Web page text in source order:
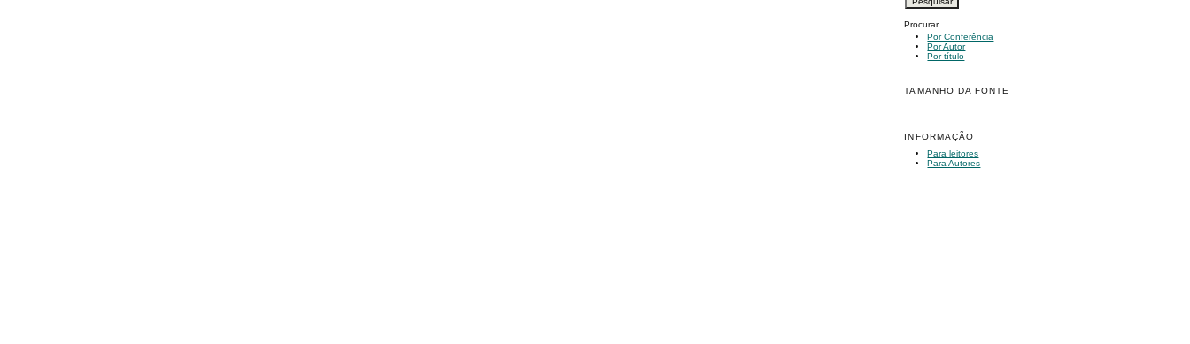
Procurar
Por Conferência
Por Autor
Por título
TAMANHO DA FONTE
INFORMAÇÃO
Para leitores
Para Autores